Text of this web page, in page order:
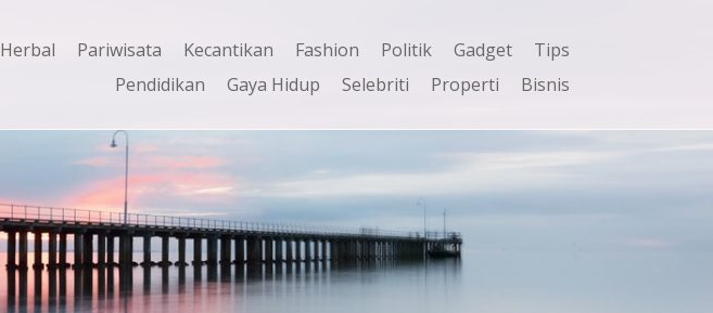
Herbal Pariwisata Kecantikan Fashion Politik Gadget
Tips
Pendidikan
Gaya Hidup Selebriti Properti Bisnis